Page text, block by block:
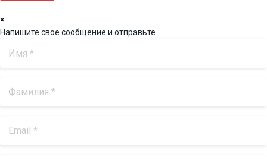
×
Напишите свое сообщение и отправьте